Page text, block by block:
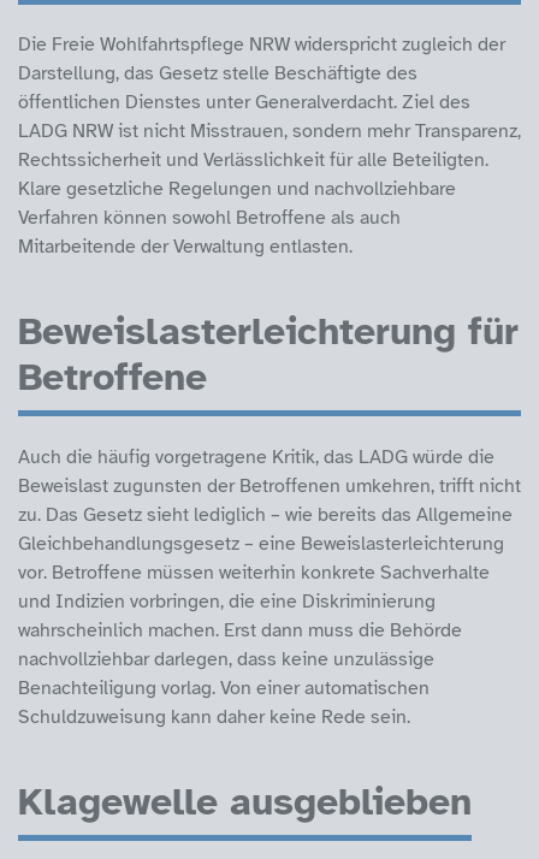
Die Freie Wohlfahrtspflege NRW widerspricht zugleich der
Darstellung, das Gesetz stelle Beschäftigte des
öffentlichen Dienstes unter Generalverdacht. Ziel des
LADG NRW ist nicht Misstrauen, sondern mehr Transparenz,
Rechtssicherheit und Verlässlichkeit für alle Beteiligten.
Klare gesetzliche Regelungen und nachvollziehbare
Verfahren können sowohl Betroffene als auch
Mitarbeitende der Verwaltung entlasten.
Beweislasterleichterung für
Betroffene
Auch die häufig vorgetragene Kritik, das LADG würde die
Beweislast zugunsten der Betroffenen umkehren, trifft nicht
zu. Das Gesetz sieht lediglich – wie bereits das Allgemeine
Gleichbehandlungsgesetz – eine Beweislasterleichterung
vor. Betroffene müssen weiterhin konkrete Sachverhalte
und Indizien vorbringen, die eine Diskriminierung
wahrscheinlich machen. Erst dann muss die Behörde
nachvollziehbar darlegen, dass keine unzulässige
Benachteiligung vorlag. Von einer automatischen
Schuldzuweisung kann daher keine Rede sein.
Klagewelle ausgeblieben